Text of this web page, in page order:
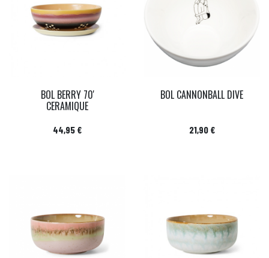
BOL BERRY 70'
CERAMIQUE
Prix
44,95 €
BOL CANNONBALL DIVE
Prix
21,90 €